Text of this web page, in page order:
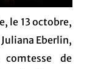
le 13 octobre,
Eberlin,
de